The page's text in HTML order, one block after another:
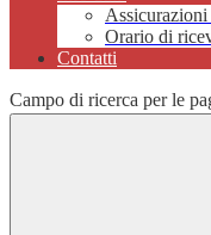
Assicurazioni
Orario di
Contatti
Campo di ricerca per le